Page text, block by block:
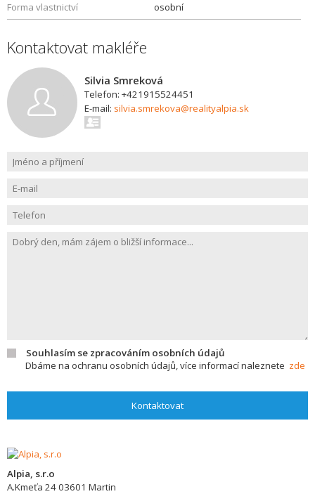
Forma vlastnictví
osobní
Kontaktovat makléře
Silvia Smreková
Telefon: +421915524451
E-mail: silvia.smrekova@realityalpia.sk
Souhlasím se zpracováním osobních údajů
Dbáme na ochranu osobních údajů, více informací naleznete zde
Kontaktovat
Alpia, s.r.o
A.Kmeťa 2403601 Martin